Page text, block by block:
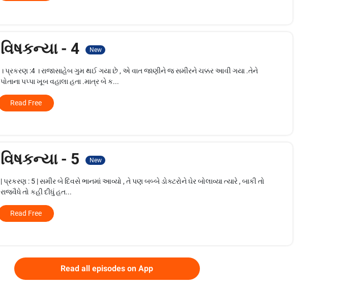
વિષકન્યા - 4 New
। પ્રકરણ :4 । રાજાસાહેબ ગુમ થઈ ગયા છે , એ વાત જાણીને જ સમીરને ચક્કર આવી ગયા .તેને
પોતાના પપ્પા ખૂબ વહાલા હતા .માત્ર બે ક...
Read Free
વિષકન્યા - 5 New
| પ્રકરણ : 5 | સમીર બે દિવસે ભાનમાં આવ્યો , તે પણ બબ્બે ડોક્ટરોને ઘેર બોલાવ્યા ત્યારે , બાકી તો
રાજ્વૈધે તો કહી દીધું હત...
Read Free
Read all episodes on App